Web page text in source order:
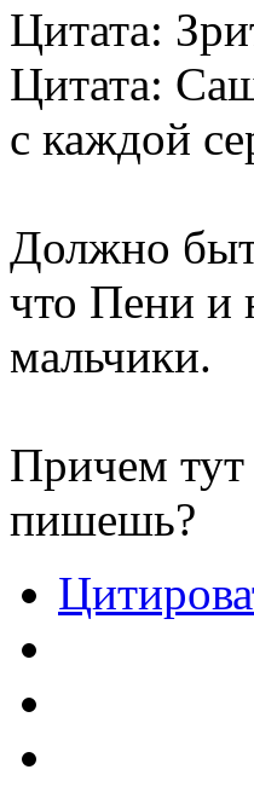
Цитата:
Цитата:
с каждой
Должно
что Пени и
мальчики.
Причем тут
пишешь?